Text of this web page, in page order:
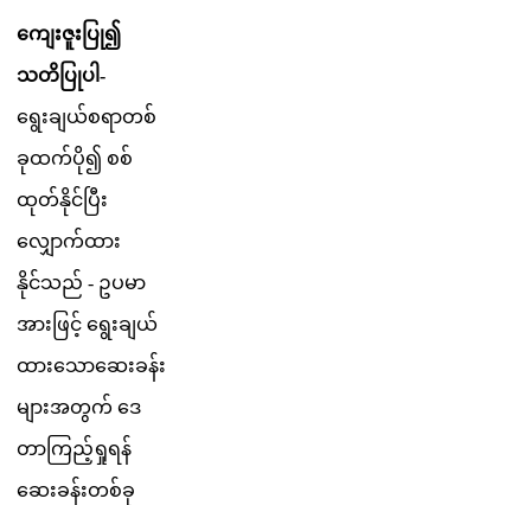
ကဇ ပ၍
သတ ပပ-
ရခယစရတစ
ခထကပ၍ စစ
ထတနင ပ
လကထ
နငသည - ဥပမ
အ ဖင ရခယ
ထသဆခန
မအတက ဒ
တ ကညရရန
ဆခနတစခ